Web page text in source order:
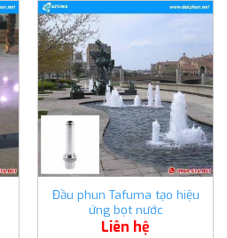
Đầu phun Tafuma tạo hiệu
ứng bọt nước
Liên hệ